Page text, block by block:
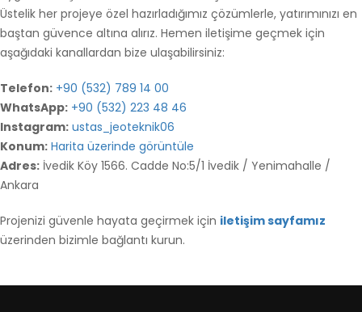
Üstelik her projeye özel hazırladığımız çözümlerle, yatırımınızı en
baştan güvence altına alırız. Hemen iletişime geçmek için
aşağıdaki kanallardan bize ulaşabilirsiniz:
Telefon: +90 (532) 789 14 00
WhatsApp: +90 (532) 223 48 46
Instagram: ustas_jeoteknik06
Konum: Harita üzerinde görüntüle
Adres: İvedik Köy 1566. Cadde No:5/1 İvedik / Yenimahalle /
Ankara
Projenizi güvenle hayata geçirmek için iletişim sayfamız
üzerinden bizimle bağlantı kurun.